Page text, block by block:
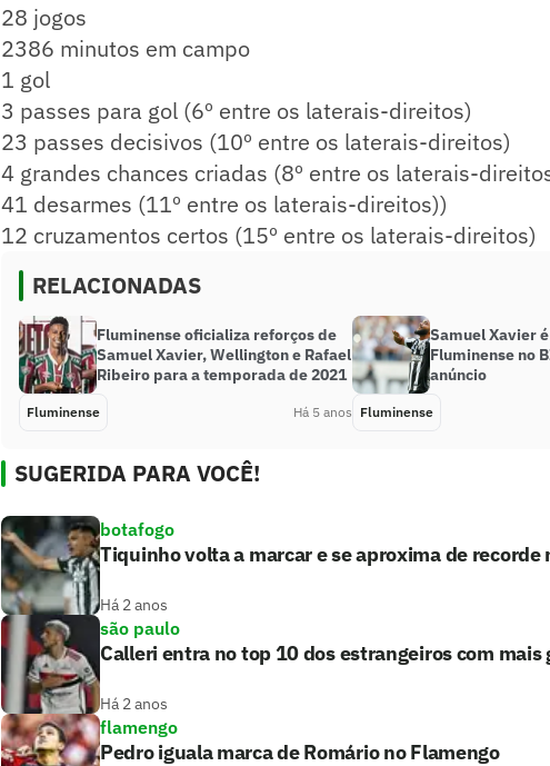
28 jogos
​2386 minutos em campo
1 gol
3 passes para gol (6º entre os laterais-direitos)
23 passes decisivos (10º entre os laterais-direitos)
4 grandes chances criadas (8º entre os laterais-
​41 desarmes (11º entre os laterais-direitos))
​12 cruzamentos certos (15º entre os laterais-direitos)
RELACIONADAS
Fluminense oficializa reforços de
Samuel Xavier, Wellington e Rafael
Ribeiro para a temporada de 2021
Fluminense Há 5 anos
Samuel Xavier
Fluminense no
anúncio
Fluminense
SUGERIDA PARA VOCÊ!
botafogo
Tiquinho volta a marcar e se aproxima de recorde
Há 2 anos
são paulo
Calleri entra no top 10 dos estrangeiros com
Há 2 anos
flamengo
Pedro iguala marca de Romário no Flamengo